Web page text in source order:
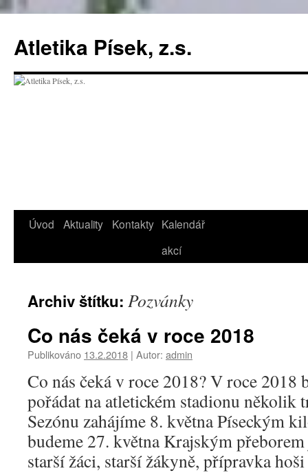
obsahu
webu
Atletika Písek, z.s.
Úvod Aktuality Kontakty Kalendář
akcí
Archiv štítku: Pozvánky
Co nás čeká v roce 2018
Publikováno 13.2.2018 | Autor: admin
Co nás čeká v roce 2018? V roce 2018
pořádat na atletickém stadionu několik
Sezónu zahájíme 8. května Píseckým
budeme 27. května Krajským
starší žáci, starší žákyně, přípravka